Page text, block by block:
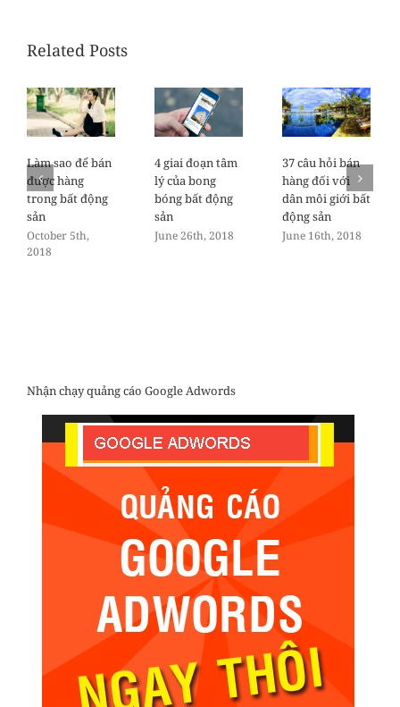
Related Posts
Làm sao để bán
được hàng
trong bất động
sản
October 5th,
2018
4 giai đoạn tâm
lý của bong
bóng bất động
sản
June 26th, 2018
37 câu hỏi bán
hàng đối với
dân môi giới bất
động sản
June 16th, 2018
Nhận chạy quảng cáo Google Adwords